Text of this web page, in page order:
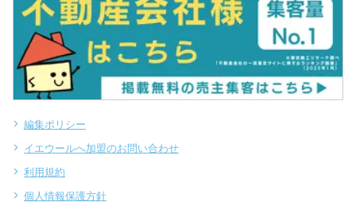
編集ポリシー
イエウールへ加盟のお問い合わせ
利用規約
個人情報保護方針